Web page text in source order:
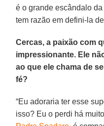
é o grande escândalo
tem razão em defini-la
Cercas, a paixão com
impressionante. Ele
ao que ele chama de
fé?
“Eu adoraria ter esse
isso? Eu o perdi há